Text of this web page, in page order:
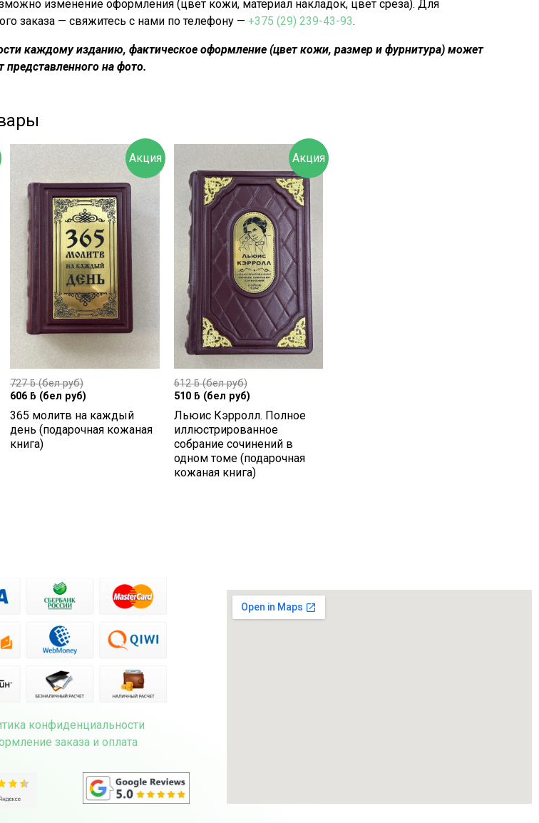
изменение оформления (цвет кожи, материал накладок, цвет среза). Для
заказа — свяжитесь с нами по телефону — +375 (29) 239-43-93.
каждому изданию, фактическое оформление (цвет кожи, размер и фурнитура) может
представленного на фото.
Акция
727ƃ(бел руб)
606 ƃ (бел руб)
365 молитв на каждый
день (подарочная кожаная
книга)
Акция
612ƃ(бел руб)
510 ƃ (бел руб)
Льюис Кэрролл. Полное
иллюстрированное
собрание сочинений в
одном томе (подарочная
кожаная книга)
конфиденциальности
заказа и оплата